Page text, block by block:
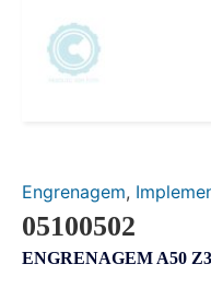
Engrenagem,
05100502
ENGRENAGEM A50